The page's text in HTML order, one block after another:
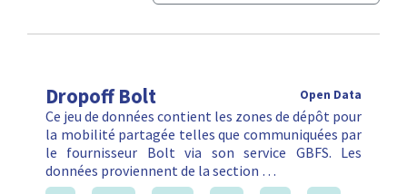
Dropoff Bolt Open Data
Ce jeu de données contient les zones de dépôt pour
la mobilité partagée telles que communiquées par
le fournisseur Bolt via son service GBFS. Les
données proviennent de la section …